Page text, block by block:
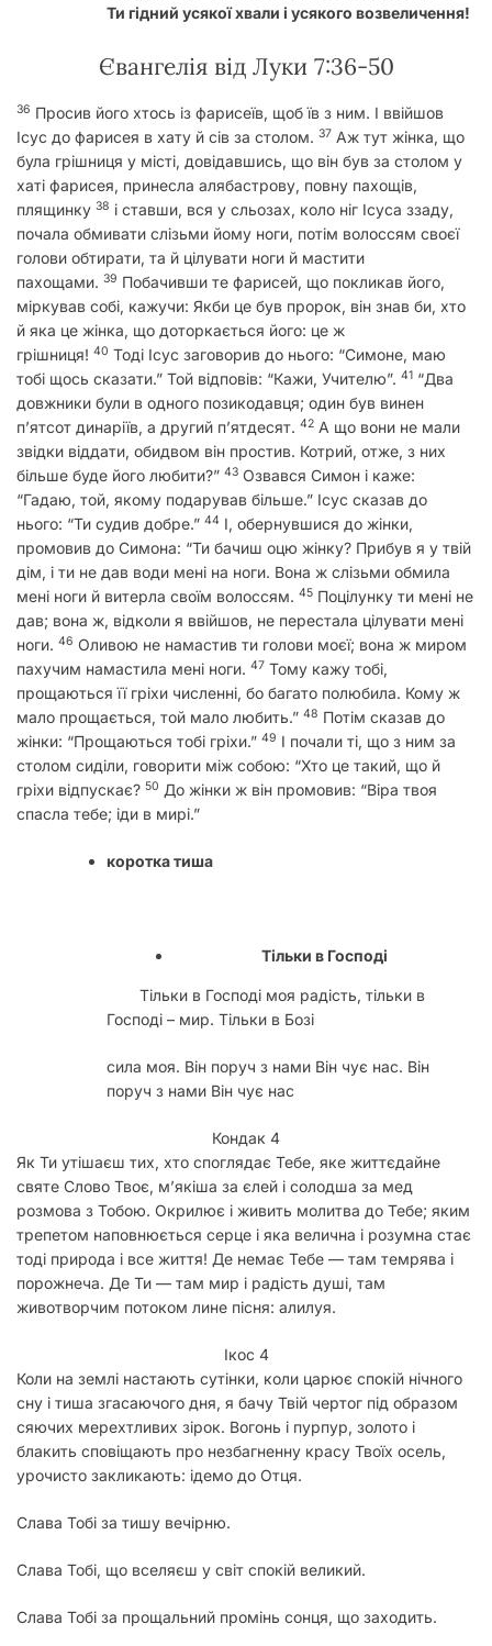
Ти гідний усякої хвали і усякого возвеличення!
Євангелія від Луки 7:36-50
36 Просив його хтось із фарисеїв, щоб їв з ним. І ввійшов
Ісус до фарисея в хату й сів за столом. 37 Аж тут жінка, що
була грішниця у місті, довідавшись, що він був за столом у
хаті фарисея, принесла алябастрову, повну пахощів,
плящинку 38 і ставши, вся у сльозах, коло ніг Ісуса ззаду,
почала обмивати слізьми йому ноги, потім волоссям своєї
голови обтирати, та й цілувати ноги й мастити
пахощами. 39 Побачивши те фарисей, що покликав його,
міркував собі, кажучи: Якби це був пророк, він знав би, хто
й яка це жінка, що доторкається його: це ж
грішниця! 40 Тоді Ісус заговорив до нього: “Симоне, маю
тобі щось сказати.” Той відповів: “Кажи, Учителю”. 41 “Два
довжники були в одного позикодавця; один був винен
п’ятсот динаріїв, а другий п’ятдесят. 42 А що вони не мали
звідки віддати, обидвом він простив. Котрий, отже, з них
більше буде його любити?” 43 Озвався Симон і каже:
“Гадаю, той, якому подарував більше.” Ісус сказав до
нього: “Ти судив добре.” 44 І, обернувшися до жінки,
промовив до Симона: “Ти бачиш оцю жінку? Прибув я у твій
дім, і ти не дав води мені на ноги. Вона ж слізьми обмила
мені ноги й витерла своїм волоссям. 45 Поцілунку ти мені не
дав; вона ж, відколи я ввійшов, не перестала цілувати мені
ноги. 46 Оливою не намастив ти голови моєї; вона ж миром
пахучим намастила мені ноги. 47 Тому кажу тобі,
прощаються її гріхи численні, бо багато полюбила. Кому ж
мало прощається, той мало любить.” 48 Потім сказав до
жінки: “Прощаються тобі гріхи.” 49 І почали ті, що з ним за
столом сиділи, говорити між собою: “Хто це такий, що й
гріхи відпускає? 50 До жінки ж він промовив: “Віра твоя
спасла тебе; іди в мирі.”
коротка тиша
Тільки в Господі
Тільки в Господі моя радість, тільки в
Господі – мир. Тільки в Бозі
сила моя. Він поруч з нами Він чує нас. Він
поруч з нами Він чує нас
Кондак 4
Як Ти утішаєш тих, хто споглядає Тебе, яке життєдайне
святе Слово Твоє, м’якіша за єлей і солодша за мед
розмова з Тобою. Окрилює і жи­вить молитва до Тебе; яким
трепетом наповню­ється серце і яка велична і розумна стає
тоді при­рода і все життя! Де немає Тебе — там темрява і
порожнеча. Де Ти — там мир і радість душі, там
животворчим потоком лине пісня: алилуя.
Ікос 4
Коли на землі настають сутінки, коли царює спокій нічного
сну і тиша згасаючого дня, я бачу Твій чертог під образом
сяючих мерехт­ливих зірок. Вогонь і пурпур, золото і
блакить сповіщають про незбагненну красу Твоїх осель,
урочисто закликають: ідемо до Отця.
Слава Тобі за тишу вечірню.
Слава Тобі, що вселяєш у світ спокій великий.
Слава Тобі за прощальний промінь сонця, що заходить.